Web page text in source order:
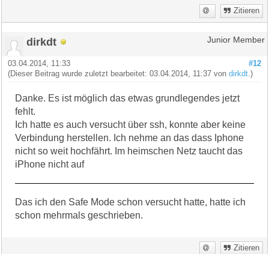
Zitieren
dirkdt Junior Member
#12
03.04.2014, 11:33
(Dieser Beitrag wurde zuletzt bearbeitet: 03.04.2014, 11:37 vondirkdt .)
Danke. Es ist möglich das etwas grundlegendes jetzt
fehlt.
Ich hatte es auch versucht über ssh, konnte aber keine
Verbindung herstellen. Ich nehme an das dass Iphone
nicht so weit hochfährt. Im heimschen Netz taucht das
iPhone nicht auf
Das ich den Safe Mode schon versucht hatte, hatte ich
schon mehrmals geschrieben.
Zitieren